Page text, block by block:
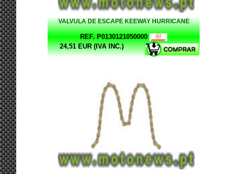
VALVULA DE ESCAPE KEEWAY HURRICANE
REF. P0130121050000
24,51 EUR (IVA INC.)